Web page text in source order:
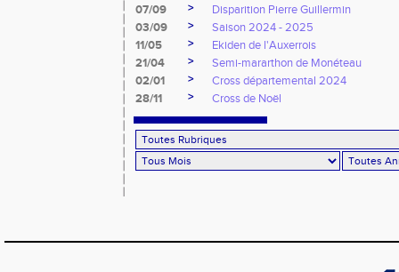
07/09
>
Disparition Pierre Guillermin
03/09
>
Saison 2024 - 2025
11/05
>
Ekiden de l'Auxerrois
21/04
>
Semi-mararthon de Monéteau
02/01
>
Cross départemental 2024
28/11
> Cross de Noël